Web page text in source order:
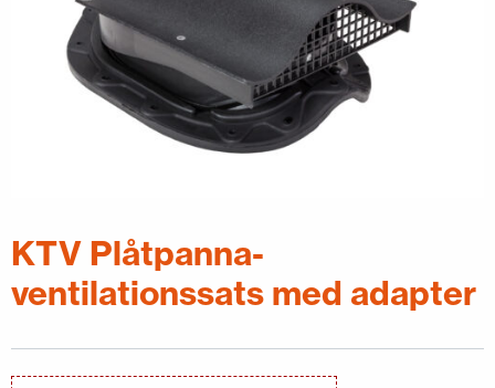
ONLINEVERKTYG
AKTUELLT
KTV Plåtpanna-
ventilationssats med adapter